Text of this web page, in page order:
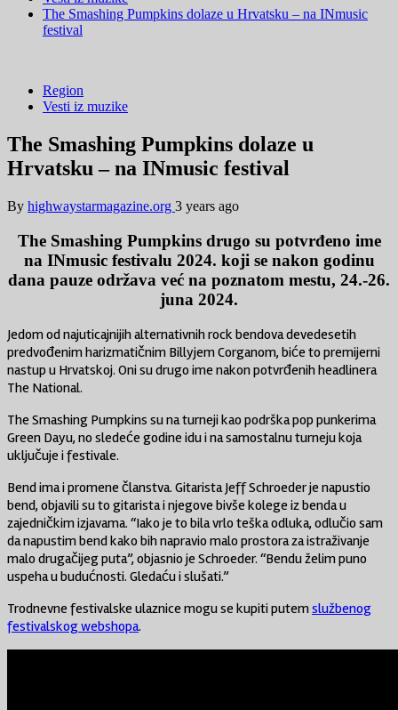
The Smashing Pumpkins dolaze u Hrvatsku – na INmusic
festival
Region
Vesti iz muzike
The Smashing Pumpkins dolaze u
Hrvatsku – na INmusic festival
By highwaystarmagazine.org 3 years ago
The Smashing Pumpkins drugo su potvrđeno ime
na INmusic festivalu 2024. koji se nakon godinu
dana pauze održava već na poznatom mestu, 24.-26.
juna 2024.
Jedom od najuticajnijih alternativnih rock bendova devedesetih
predvođenim harizmatičnim Billyjem Corganom, biće to premijerni
nastup u Hrvatskoj. Oni su drugo ime nakon potvrđenih headlinera
The National.
The Smashing Pumpkins su na turneji kao podrška pop punkerima
Green Dayu, no sledeće godine idu i na samostalnu turneju koja
uključuje i festivale.
Bend ima i promene članstva. Gitarista Jeff Schroeder je napustio
bend, objavili su to gitarista i njegove bivše kolege iz benda u
zajedničkim izjavama. “Iako je to bila vrlo teška odluka, odlučio sam
da napustim bend kako bih napravio malo prostora za istraživanje
malo drugačijeg puta”, objasnio je Schroeder. “Bendu želim puno
uspeha u budućnosti. Gledaću i slušati.”
Trodnevne festivalske ulaznice mogu se kupiti putemslužbenog
festivalskog webshopa.